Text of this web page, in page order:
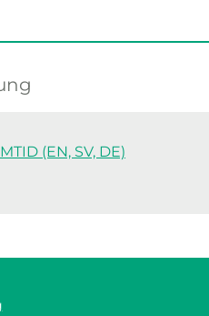
MTID (EN, SV, DE)